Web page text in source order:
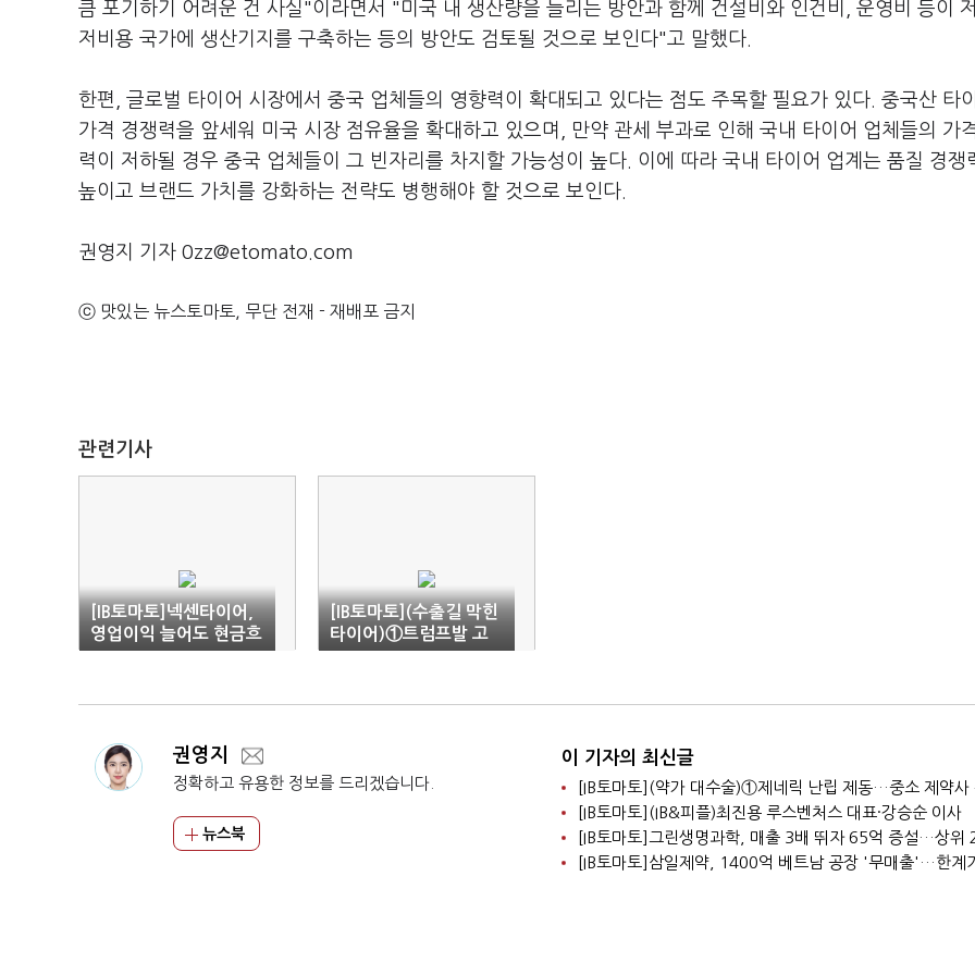
큼 포기하기 어려운 건 사실"이라면서 "미국 내 생산량을 늘리는 방안과 함께 건설비와 인건비, 운영비 등이
저비용 국가에 생산기지를 구축하는 등의 방안도 검토될 것으로 보인다"고 말했다.
한편, 글로벌 타이어 시장에서 중국 업체들의 영향력이 확대되고 있다는 점도 주목할 필요가 있다. 중국산 타
가격 경쟁력을 앞세워 미국 시장 점유율을 확대하고 있으며, 만약 관세 부과로 인해 국내 타이어 업체들의 가
력이 저하될 경우 중국 업체들이 그 빈자리를 차지할 가능성이 높다. 이에 따라 국내 타이어 업계는 품질 경쟁
높이고 브랜드 가치를 강화하는 전략도 병행해야 할 것으로 보인다.
권영지 기자 0zz@etomato.com
ⓒ 맛있는 뉴스토마토, 무단 전재 - 재배포 금지
관련기사
[IB토마토]넥센타이어,
영업이익 늘어도 현금흐
름 악화…구조적 '한계'
[IB토마토](수출길 막힌
타이어)①트럼프발 고
관세 충격…북미 전략
권영지
정확하고 유용한 정보를 드리겠습니다.
뉴스북
이 기자의 최신글
[IB토마토](IB&피플)최진용 루스벤처스 대표·강승순 이사